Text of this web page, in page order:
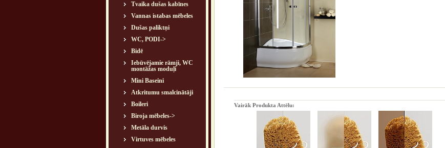
Tvaika dušas kabīnes
Vannas istabas mēbeles
Dušas paliktņi
WC, PODI->
Bidē
Iebūvējamie rāmji, WC
montāžas moduļi
Mini Baseini
Atkritumu smalcinātāji
Boileri
Biroja mēbeles->
Metāla durvis
Virtuves mēbeles
Vairāk Produkta Attēlu: